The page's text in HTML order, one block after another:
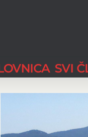
SVI